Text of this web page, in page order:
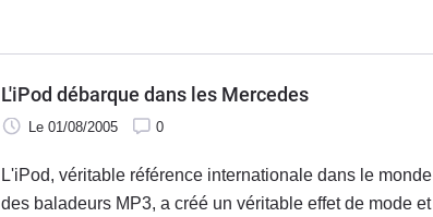
L'iPod débarque dans les Mercedes
Le 01/08/2005 0
L'iPod, véritable référence internationale dans le monde
des baladeurs MP3, a créé un véritable effet de mode et